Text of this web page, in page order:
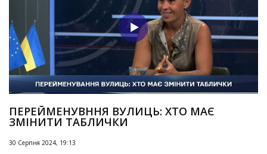
ПЕРЕЙМЕНУВННЯ ВУЛИЦЬ: ХТО МАЄ
ЗМІНИТИ ТАБЛИЧКИ
30 Серпня 2024, 19:13